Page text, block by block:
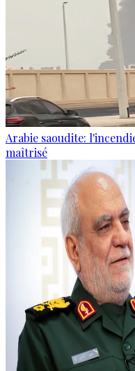
Arabie saoudite:
maîtrisé